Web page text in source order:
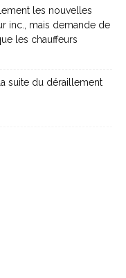
les nouvelles
inc., mais demande de
les chauffeurs
suite du déraillement